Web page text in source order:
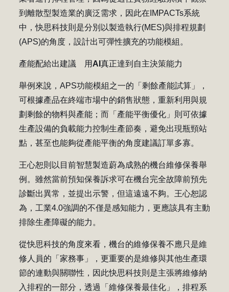
到離散型製造業的廣泛需求，因此在IMPACTs系統
中，快思科技則是分別以製造執行(MES)與排程規劃
(APS)的角度，設計出可彈性擴充的功能模組。
產能配給出建議 用AI 真正達到自主決策能力
舉例來說，APS功能模組之一的「剩餘產能試算」，
可根據產品在終端市場中的銷售狀態，重新利用與規
劃剩餘的物料與產能；而「產能平衡優化」則可依據
生產設備的負載能力控制生產節奏，避免出現瓶頸站
點，甚至也能夠從產能平衡的角度建議訂單多寡。
王心恕則以目前智慧製造蔚為成熟的機台維修保養舉
例。雖然當前預知保養訴求可在機台完全故障前預先
診斷出異常，並提出示警，但這遠遠不夠。王心恕認
為，工業4.0強調的不僅是感知能力，更應該具有主動
排除生產障礙的能力。
從快思科技的角度來看，機台的維修保養不應只是維
修人員的「家務事」，更重要的是維修與其他生產環
節的連動與關聯性，因此快思科技則是主張將維修納
入排程的一部分，透過「維修保養最佳化」，排程系